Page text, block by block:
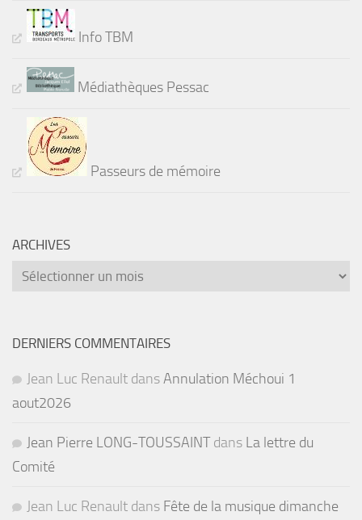
Info TBM
Médiathèques Pessac
Passeurs de mémoire
ARCHIVES
Archives
DERNIERS COMMENTAIRES
Jean Luc Renault dansAnnulation Méchoui 1
aout2026
Jean Pierre LONG-TOUSSAINTdans La lettre du
Comité
Jean Luc Renault dans Fête de la musique dimanche